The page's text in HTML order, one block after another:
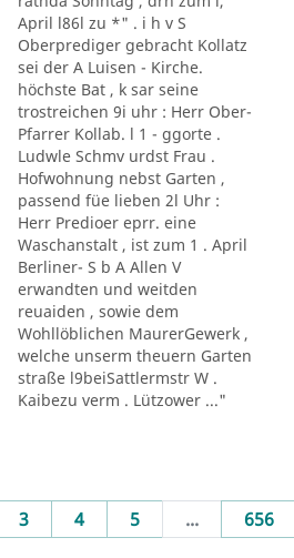
April l86l zu *" . i h v S
Oberprediger gebracht Kollatz
sei der A Luisen - Kirche.
höchste Bat , k sar seine
trostreichen 9i uhr : Herr Ober-
Pfarrer Kollab. l 1 - ggorte .
Ludwle Schmv urdst Frau .
Hofwohnung nebst Garten ,
passend füe lieben 2l Uhr :
Herr Predioer eprr. eine
Waschanstalt , ist zum 1 . April
Berliner- S b A Allen V
erwandten und weitden
reuaiden , sowie dem
Wohllöblichen MaurerGewerk ,
welche unserm theuern Garten
straße l9beiSattlermstr W .
Kaibezu verm . Lützower ..."
3 4 5 ... 656